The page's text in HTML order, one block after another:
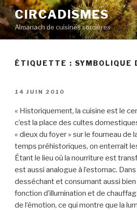
Aller
au
contenu
principal
CIRCADISMES
Almanach de cuisines sorcières
ÉTIQUETTE : SYMBOLIQUE
PUBLIÉ
14 JUIN 2010
« Historiquement, la cuisine est le
c’est la place des cultes
« dieux du foyer » sur le fourneau de
temps préhistoriques, on enterrait
Étant le lieu où la nourriture est
est aussi analogue à l’estomac.
desséchant et consumant aussi bien
fonction d’illumination et de
de l’émotion, ce qui montre que la